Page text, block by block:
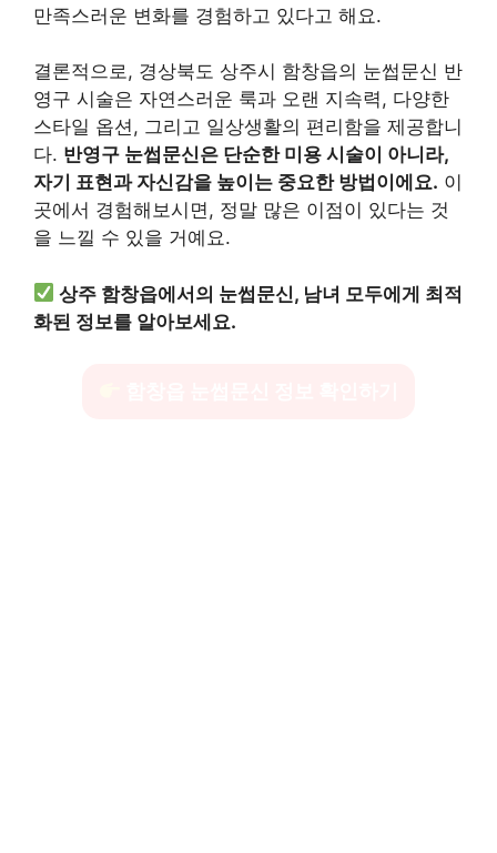
만족스러운 변화를 경험하고 있다고 해요.
결론적으로, 경상북도 상주시 함창읍의 눈썹문신 반
영구 시술은 자연스러운 룩과 오랜 지속력, 다양한
스타일 옵션, 그리고 일상생활의 편리함을 제공합니
다. 반영구 눈썹문신은 단순한 미용 시술이 아니라,
자기 표현과 자신감을 높이는 중요한 방법이에요. 이
곳에서 경험해보시면, 정말 많은 이점이 있다는 것
을 느낄 수 있을 거예요.
상주 함창읍에서의 눈썹문신, 남녀 모두에게 최적
화된 정보를 알아보세요.